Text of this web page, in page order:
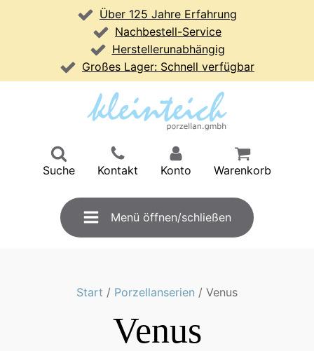
Über 125 Jahre Erfahrung
Nachbestell-Service
Herstellerunabhängig
Großes Lager: Schnell verfügbar
Suche Kontakt Konto Warenkorb
Menü öffnen/schließen
Start / Porzellanserien / Venus
Venus